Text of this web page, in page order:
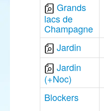
Grands
lacs de
Champagne
Jardin
Jardin
(+Noc)
Blockers